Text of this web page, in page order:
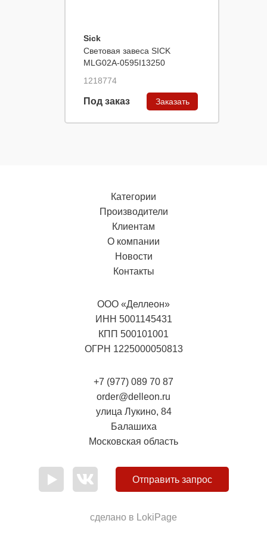
Sick
Световая завеса SICK
MLG02A-0595I13250
1218774
Под заказ Заказать
Категории
Производители
Клиентам
О компании
Новости
Контакты
ООО «Деллеон»
ИНН 5001145431
КПП 500101001
ОГРН 1225000050813
+7 (977) 089 70 87
order@delleon.ru
улица Лукино, 84
Балашиха
Московская область
Отправить запрос
сделано в LokiPage